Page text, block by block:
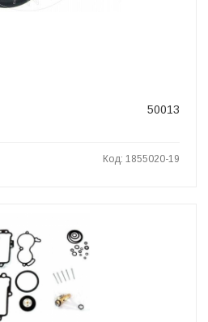
50013
Код: 1855020-19